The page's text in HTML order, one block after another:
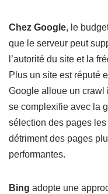
Chez Google, le
que le serveur peut
l’autorité du site et la
Plus un site est réputé
Google alloue un crawl
se complexifie avec la
sélection des pages
détriment des pages
performantes.
Bing adopte une